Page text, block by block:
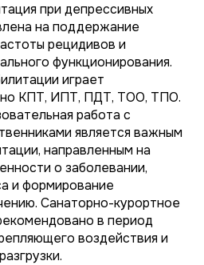
при депрессивных
на поддержание
рецидивов и
функционирования.
играет
КПТ, ИПТ, ПДТ, ТОО, ТПО.
работа с
является важным
направленным на
о заболевании,
и формирование
Санаторно-курортное
в период
воздействия и